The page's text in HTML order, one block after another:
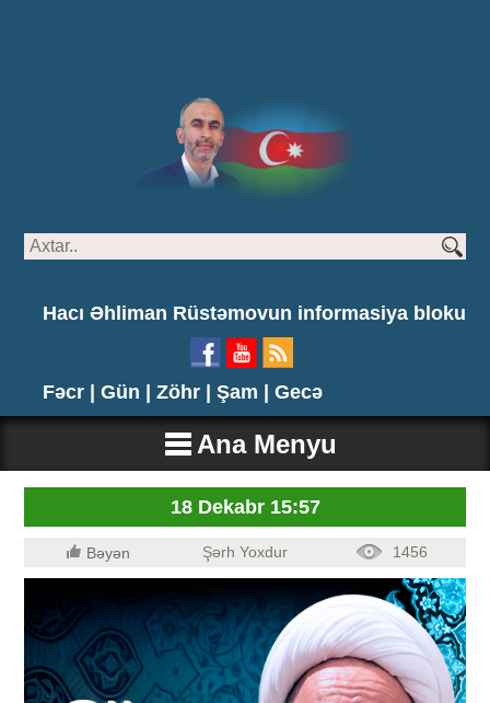
Hacı Əhliman Rüstəmovun informasiya bloku
Fəcr | Gün | Zöhr | Şam | Gecə
Ana Menyu
18 Dekabr 15:57
Bəyən Şərh Yoxdur 1456